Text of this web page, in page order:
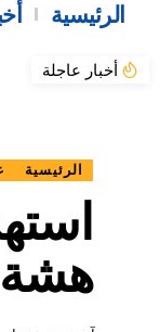
الرئيسية
أخبار عاجلة
الرئيسية
هشة